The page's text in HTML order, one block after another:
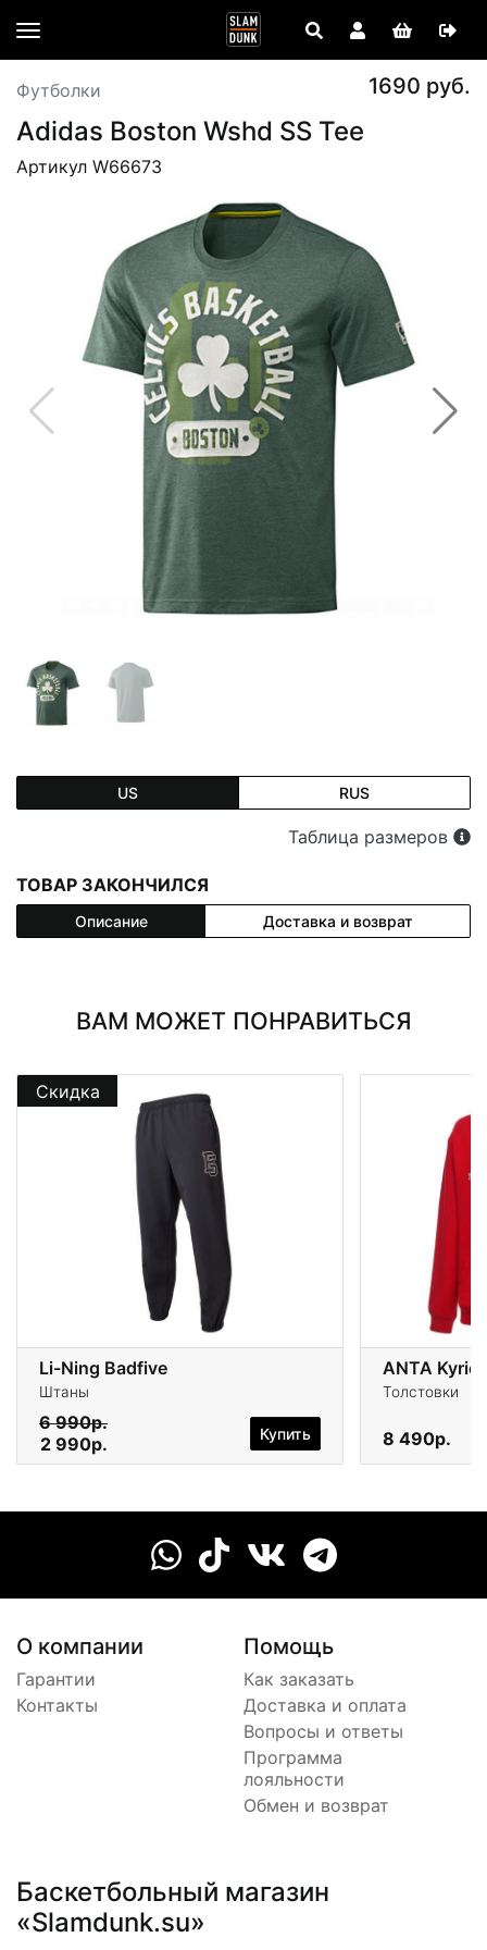
Футболки 1690 руб.
Adidas Boston Wshd SS Tee
Артикул W66673
US RUS
Таблица размеров
ТОВАР ЗАКОНЧИЛСЯ
Описание Доставка и возврат
ВАМ МОЖЕТ ПОНРАВИТЬСЯ
Скидка
Li-Ning Badfive
Штаны
6 990р.
2 990р.
Купить
ANTA Kyrie
Толстовки
8 490р.
О компании
Гарантии
Контакты
Помощь
Как заказать
Доставка и оплата
Вопросы и ответы
Программа
лояльности
Обмен и возврат
Баскетбольный магазин
«Slamdunk.su»